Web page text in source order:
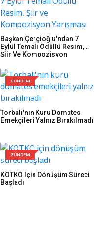
Başkan Çerçioğlu'ndan 7
Eylül Temalı Ödüllü Resim,
Şiir Ve Kompozisyon
GÜNDEM
Torbalı'nın Kuru Domates
Emekçileri Yalnız Bırakılmadı
GÜNDEM
KOTKO Için Dönüşüm Süreci
Başladı